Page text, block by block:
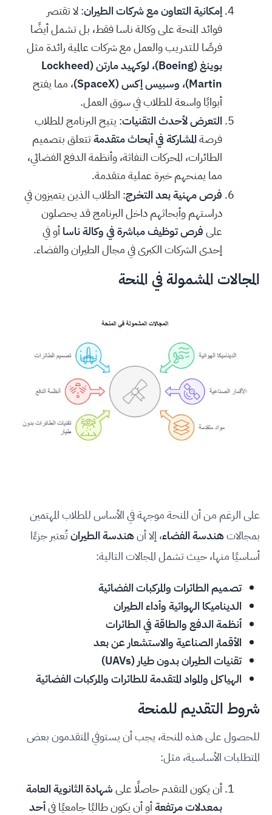
إمكانية التعاون مع شركات الطيران: لا تقتصر
فوائد المنحة على وكالة ناسا فقط، بل تشمل أيضًا
فرصًا للتدريب والعمل مع شركات عالمية رائدة مثل
بوينغ (Boeing)، لوكهيد مارتن (Lockheed
Martin)، وسبيس إكس (SpaceX)
، مما يفتح
أبوابًا واسعة للطلاب في سوق العمل.
التعرض لأحدث التقنيات: يتيح البرنامج للطلاب
فرصةالمشاركة في أبحاث متقدمةتتعلق بتصميم
الطائرات، المحركات النفاثة، وأنظمة الدفع الفضائي،
مما يمنحهم خبرة عملية متقدمة.
فرص مهنية بعد التخرج: الطلاب الذين يتميزون في
دراستهم وأبحاثهم داخل البرنامج قد يحصلون
علىفرص توظيف مباشرة في وكالة ناساأو في
إحدى الشركات الكبرى في مجال الطيران والفضاء.
المجالات المشمولة في المنحة
على الرغم من أن المنحة موجهة في الأساس للطلاب المهتمين
بمجالاتهندسة الفضاء، إلا أنهندسة الطيرانتُعتبر جزءًا
أساسيًا منها، حيث تشمل المجالات التالية:
تصميم الطائرات والمركبات الفضائية
الديناميكا الهوائية وأداء الطيران
أنظمة الدفع والطاقة في الطائرات
الأقمار الصناعية والاستشعار عن بعد
تقنيات الطيران بدون طيار (UAVs)
الهياكل والمواد المتقدمة للطائرات والمركبات الفضائية
شروط التقديم للمنحة
للحصول على هذه المنحة، يجب أن يستوفي المتقدمون بعض
المتطلبات الأساسية، مثل:
أن يكون المتقدم حاصلًا علىشهادة الثانوية العامة
بمعدلات مرتفعةأو أن يكون طالبًا جامعيًا فيأحد